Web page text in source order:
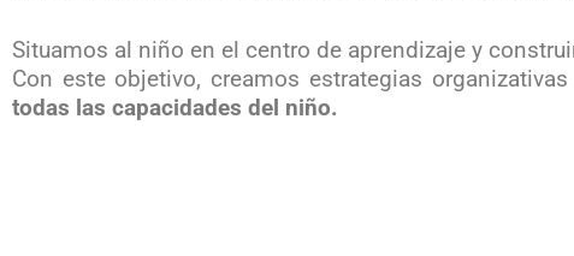
Situamos al niño en el centro de aprendizaje y
Con este objetivo, creamos estrategias
todas las capacidades del niño.